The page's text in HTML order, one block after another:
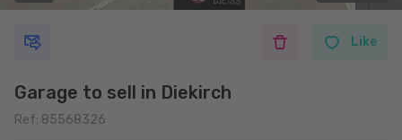
Like
Garage to sell in Diekirch
Ref: 85568326